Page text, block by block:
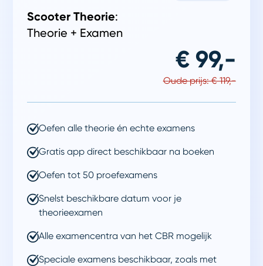
Scooter Theorie:
Theorie + Examen
€ 99,-
Oude prijs: € 119,-
Oefen alle theorie én echte examens
Gratis app direct beschikbaar na boeken
Oefen tot 50 proefexamens
Snelst beschikbare datum voor je
theorieexamen
Alle examencentra van het CBR mogelijk
Speciale examens beschikbaar, zoals met